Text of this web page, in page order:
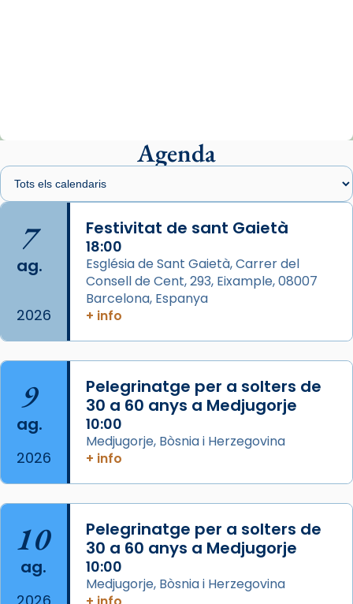
presidit aquest 27 de juliol la missa de Les
Santes de Mataró.
🔗
📸 J. Merino
Photo
View on Facebook · Share
Arquebisbat de Barcelona
2 weeks ago
missa d’acció de gràcies en agraïment al
comitè organitzador de la visita apostòlica
del Sant Pare Lleó XIV a Barcelona, i als
col·laboradors, a la Catedral de Barcelona.
Mons. David Abadías.
📸 Dr. G. Simón
Photo
Agenda
7
ag.
2026
Festivitat de sant Gaietà
18:00
Església de Sant Gaietà, Carrer del
Consell de Cent, 293, Eixample, 08007
Barcelona, Espanya
+ info
9
ag.
2026
Pelegrinatge per a solters de
30 a 60 anys a Medjugorje
10:00
Medjugorje, Bòsnia i Herzegovina
+ info
10
ag.
Pelegrinatge per a solters de
30 a 60 anys a Medjugorje
10:00
Medjugorje, Bòsnia i Herzegovina